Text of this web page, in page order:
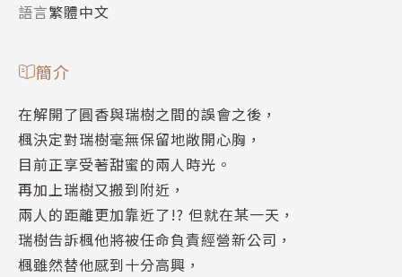
語言繁體中文
簡介
在解開了圓香與瑞樹之間的誤會之後，
楓決定對瑞樹毫無保留地敞開心胸，
目前正享受著甜蜜的兩人時光。
再加上瑞樹又搬到附近，
兩人的距離更加靠近了!? 但就在某一天，
瑞樹告訴楓他將被任命負責經營新公司，
楓雖然替他感到十分高興，